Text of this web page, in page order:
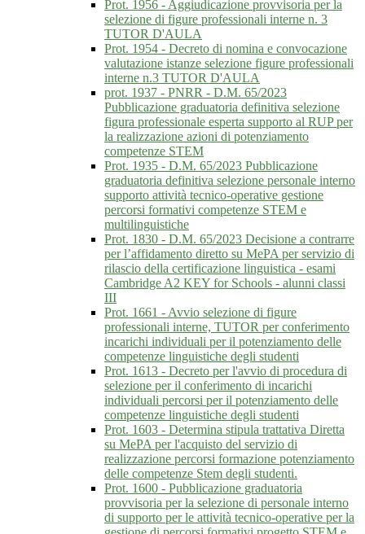
Prot. 1956 - Aggiudicazione provvisoria per la
selezione di figure professionali interne n. 3
TUTOR D'AULA
Prot. 1954 - Decreto di nomina e convocazione
valutazione istanze selezione figure professionali
interne n.3 TUTOR D'AULA
prot. 1937 - PNRR - D.M. 65/2023
Pubblicazione graduatoria definitiva selezione
figura professionale esperta supporto al RUP per
la realizzazione azioni di potenziamento
competenze STEM
Prot. 1935 - D.M. 65/2023 Pubblicazione
graduatoria definitiva selezione personale interno
supporto attività tecnico-operative gestione
percorsi formativi competenze STEM e
multilinguistiche
Prot. 1830 - D.M. 65/2023 Decisione a contrarre
per l’affidamento diretto su MePA per servizio di
rilascio della certificazione linguistica - esami
Cambridge A2 KEY for Schools - alunni classi
III
Prot. 1661 - Avvio selezione di figure
professionali interne, TUTOR per conferimento
incarichi individuali per il potenziamento delle
competenze linguistiche degli studenti
Prot. 1613 - Decreto per l'avvio di procedura di
selezione per il conferimento di incarichi
individuali percorsi per il potenziamento delle
competenze linguistiche degli studenti
Prot. 1603 - Determina stipula trattativa Diretta
su MePA per l'acquisto del servizio di
realizzazione percorsi formazione potenziamento
delle competenze Stem degli studenti.
Prot. 1600 - Pubblicazione graduatoria
provvisoria per la selezione di personale interno
di supporto per le attività tecnico-operative per la